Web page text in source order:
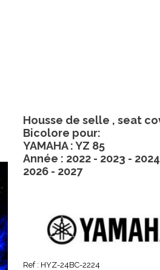
Ref : HYZ-24BC-2224
Housse de selle , seat
Bicolore pour:
YAMAHA : YZ 85
Année : 2022 - 2023 -
2026 - 2027